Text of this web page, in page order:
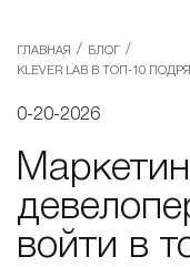
ГЛАВНАЯ / БЛОГ /
KLEVER LAB В ТОП-10
0-20-2026
войти в